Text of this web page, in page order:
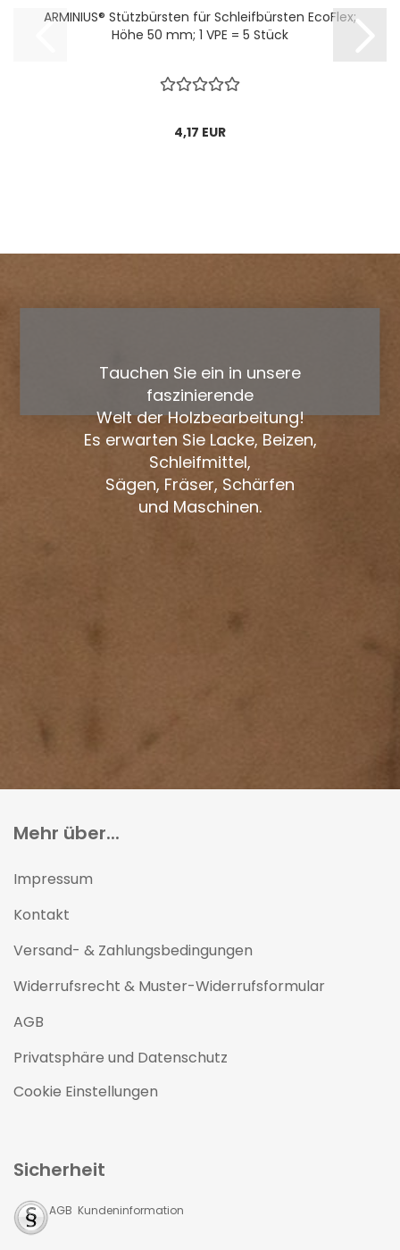
ARMINIUS® Stützbürsten für Schleifbürsten EcoFlex;
Höhe 50 mm; 1 VPE = 5 Stück
4,17 EUR
Tauchen Sie ein in unsere
faszinierende
Welt der Holzbearbeitung!
Es erwarten Sie Lacke, Beizen,
Schleifmittel,
Sägen, Fräser, Schärfen
und Maschinen.
Mehr über...
Impressum
Kontakt
Versand- & Zahlungsbedingungen
Widerrufsrecht & Muster-Widerrufsformular
AGB
Privatsphäre und Datenschutz
Cookie Einstellungen
Sicherheit
AGB Kundeninformation